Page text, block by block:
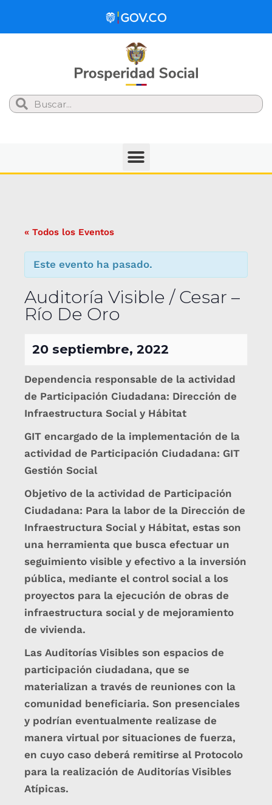
Search
« Todos los Eventos
Este evento ha pasado.
Auditoría Visible / Cesar –
Río De Oro
20 septiembre, 2022
Dependencia responsable de la actividad
de Participación Ciudadana: Dirección de
Infraestructura Social y Hábitat
GIT encargado de la implementación de la
actividad de Participación Ciudadana: GIT
Gestión Social
Objetivo de la actividad de Participación
Ciudadana: Para la labor de la Dirección de
Infraestructura Social y Hábitat, estas son
una herramienta que busca efectuar un
seguimiento visible y efectivo a la inversión
pública, mediante el control social a los
proyectos para la ejecución de obras de
infraestructura social y de mejoramiento
de vivienda.
Las Auditorías Visibles son espacios de
participación ciudadana, que se
materializan a través de reuniones con la
comunidad beneficiaria. Son presenciales
y podrían eventualmente realizase de
manera virtual por situaciones de fuerza,
en cuyo caso deberá remitirse al Protocolo
para la realización de Auditorías Visibles
Atípicas.